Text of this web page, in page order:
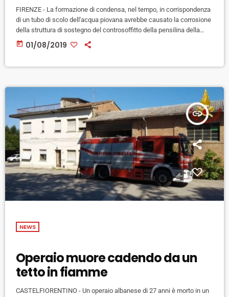
FIRENZE - La formazione di condensa, nel tempo, in corrispondenza
di un tubo di scolo dell'acqua piovana avrebbe causato la corrosione
della struttura di sostegno del controsoffitto della pensilina della
stazione ferroviaria di Santa Maria Novella a Firenze, portando al
crollo di parte del rivestimento nella notte fra il 24 e il 25 luglio. E' la
today 01/08/2019
insert_link
NEWS
Operaio muore cadendo da un
tetto in fiamme
CASTELFIORENTINO - Un operaio albanese di 27 anni è morto in un